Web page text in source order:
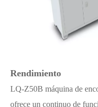
Rendimiento
LQ-Z50B máquina de
ofrece un continuo de